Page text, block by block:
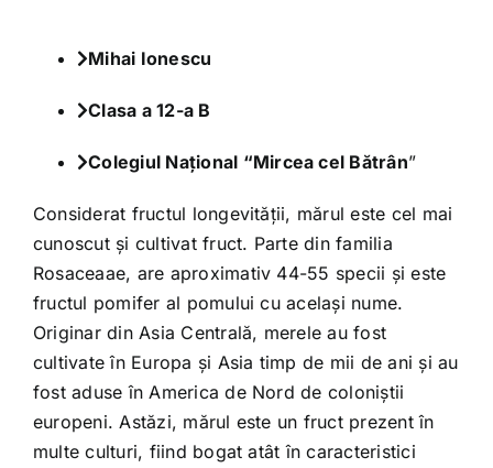
Mihai Ionescu
Clasa a 12-a B
Colegiul Național “Mircea cel Bătrân”
Considerat fructul longevităţii, mărul este cel mai
cunoscut şi cultivat fruct. Parte din familia
Rosaceaae, are aproximativ 44-55 specii şi este
fructul pomifer al pomului cu acelaşi nume.
Originar din Asia Centrală, merele au fost
cultivate în Europa şi Asia timp de mii de ani şi au
fost aduse în America de Nord de coloniştii
europeni. Astăzi, mărul este un fruct prezent în
multe culturi, fiind bogat atât în caracteristici